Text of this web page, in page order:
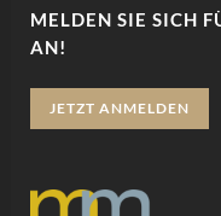
MELDEN SIE SICH
AN!
JETZT ANMELDEN